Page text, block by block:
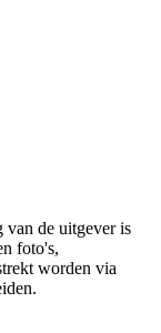
de uitgever is
foto's,
worden via